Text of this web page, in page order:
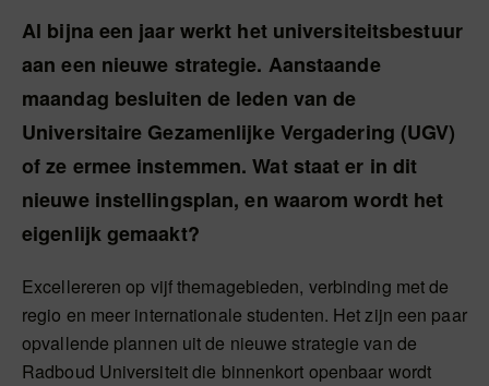
Al bijna een jaar werkt het universiteitsbestuur
aan een nieuwe strategie. Aanstaande
maandag besluiten de leden van de
Universitaire Gezamenlijke Vergadering (UGV)
of ze ermee instemmen. Wat staat er in dit
nieuwe instellingsplan, en waarom wordt het
eigenlijk gemaakt?
Excellereren op vijf themagebieden, verbinding met de
regio en meer internationale studenten. Het zijn een paar
opvallende plannen uit de nieuwe strategie van de
Radboud Universiteit die binnenkort openbaar wordt